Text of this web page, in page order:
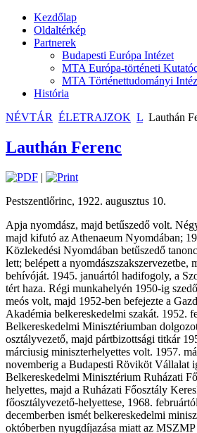
Kezdőlap
Oldaltérkép
Partnerek
Budapesti Európa Intézet
MTA Európa-történeti
MTA Történettudományi
História
NÉVTÁR ÉLETRAJZOK L Lauthán
Lauthán Ferenc
|
Pestszentlőrinc, 1922. augusztus 10.
Apja nyomdász, majd betűszedő volt.
majd kifutó az Athenaeum Nyomdában;
Közlekedési Nyomdában betűszedő
lett; belépett a nyomdászszakszervezetbe,
behívóját. 1945. januártól hadifogoly, a
tért haza. Régi munkahelyén 1950-ig
meós volt, majd 1952-ben befejezte a
Akadémia belkereskedelmi szakát. 1952.
Belkereskedelmi Minisztériumban
osztályvezető, majd pártbizottsági titkár
márciusig miniszterhelyettes volt. 1957.
novemberig a Budapesti Röviköt Vállalat
Belkereskedelmi Minisztérium Ruházati
helyettes, majd a Ruházati Főosztály
főosztályvezető-helyettese, 1968.
decemberben ismét belkereskedelmi
októberben nyugdíjazása miatt az